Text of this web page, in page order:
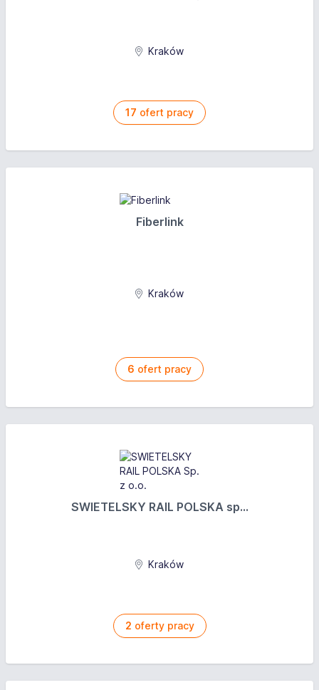
Możliwość rozwoju i poszerzania kompetencji.
Kraków
17 ofert pracy
Fiberlink
Kraków
6 ofert pracy
SWIETELSKY RAIL POLSKA sp...
Kraków
2 oferty pracy